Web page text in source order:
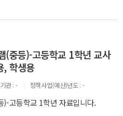
(중등)-고등학교 1학년 교사
, 학생용
관 - 정책사업(예산)년도 -
)-고등학교 1학년 자료입니다.